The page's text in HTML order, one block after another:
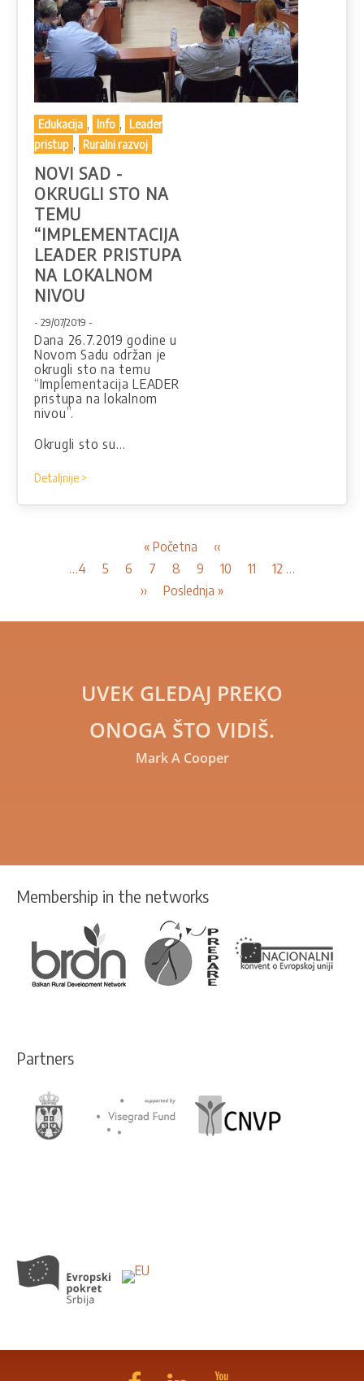
Edukacija , Info ,
Leader
pristup , Ruralni razvoj
NOVI SAD -
OKRUGLI STO NA
TEMU
“IMPLEMENTACIJA
LEADER PRISTUPA
NA LOKALNOM
NIVOU
- 29/07/2019 -
Dana 26.7.2019 godine u
Novom Sadu održan je
okrugli sto na temu
“Implementacija LEADER
pristupa na lokalnom
nivou”.
Okrugli sto su…
Detaljnije >
First
page
« Početna
Previous
page
‹‹
Page
…4 Page
5 Page
6 Page
7
Current
page
8 Page
9 Page
10 Page
11 Page
12 …
Next
››
Last
Poslednja »
UVEK GLEDAJ PREKO
ONOGA ŠTO VIDIŠ.
Mark A Cooper
Membership in the networks
Partners